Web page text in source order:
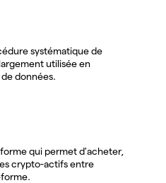
systématique de
utilisée en
données.
qui permet d'acheter,
crypto-actifs entre